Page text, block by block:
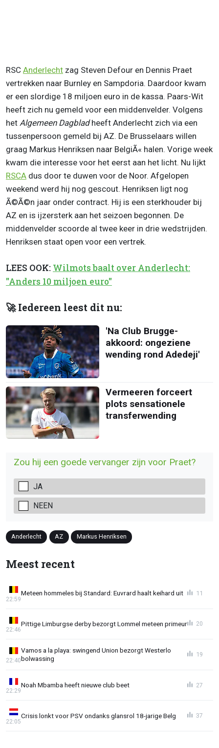
RSC Anderlecht zag Steven Defour en Dennis Praet
vertrekken naar Burnley en Sampdoria. Daardoor kwam
er een slordige 18 miljoen euro in de kassa. Paars-Wit
heeft zich nu gemeld voor een middenvelder. Volgens
het Algemeen Dagbladheeft Anderlecht zich via een
tussenpersoon gemeld bij AZ. De Brusselaars willen
graag Markus Henriksen naar BelgiÃ« halen. Vorige week
kwam die interesse voor het eerst aan het licht. Nu lijkt
RSCA dus door te duwen voor de Noor. Afgelopen
weekend werd hij nog gescout. Henriksen ligt nog
Ã©Ã©n jaar onder contract. Hij is een sterkhouder bij
AZ en is ijzersterk aan het seizoen begonnen. De
middenvelder scoorde al twee keer in drie wedstrijden.
Henriksen staat open voor een vertrek.
LEES OOK: Wilmots baalt over Anderlecht:
"Anders 10 miljoen euro"
🚀 Iedereen leest dit nu:
'Na Club Brugge-
akkoord: ongeziene
wending rond Adedeji'
Vermeeren forceert
plots sensationele
transferwending
Zou hij een goede vervanger zijn voor Praet?
JA
NEEN
Anderlecht AZ Markus Henriksen
Meest recent
Meteen hommeles bij Standard: Euvrard haalt keihard uit
22:59
11
Pittige Limburgse derby bezorgt Lommel meteen primeur
22:46
20
Vamos a la playa: swingend Union bezorgt Westerlo
bolwassing
22:40
19
Noah Mbamba heeft nieuwe club beet
22:29
27
Crisis lonkt voor PSV ondanks glansrol 18-jarige Belg
22:05
37